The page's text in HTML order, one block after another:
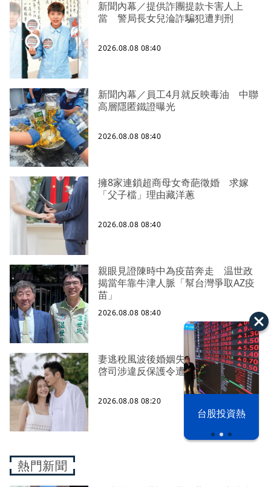
台股投資熱
新聞內幕／提供詐團提款卡害人上
當 警局長女兒淪詐騙犯遭判刑
2026.08.08 08:40
新聞內幕／員工4月就反映毒油 中聯
高層隱匿鐵證曝光
2026.08.08 08:40
擁8家連鎖超商母女奇葩徵婚 求嫁
「父子檔」理由藏洋蔥
2026.08.08 08:40
親眼見證陳時中為疫苗奔走 温世政
揭當年靠牛津人脈「幫台灣爭取AZ疫
苗」
2026.08.08 08:40
妻逃稅風波後婚姻失控 前EXILE黑木
啓司涉違反保護令遭逮
2026.08.08 08:20
熱門新聞